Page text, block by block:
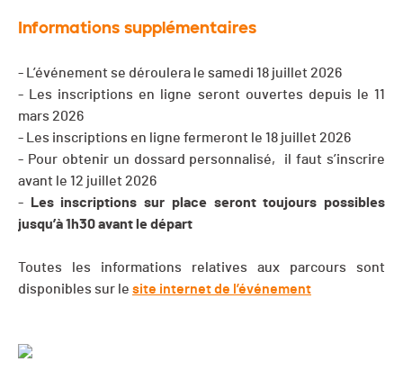
Informations supplémentaires
- L’événement se déroulera le samedi 18 juillet 2026
- Les inscriptions en ligne seront ouvertes depuis le 11
mars 2026
- Les inscriptions en ligne fermeront le 18 juillet 2026
- Pour obtenir un dossard personnalisé, il faut s’inscrire
avant le 12 juillet 2026
-
Les inscriptions sur place seront toujours possibles
jusqu’à 1h30 avant le départ
Toutes les informations relatives aux parcours sont
disponibles sur le site internet de l’événement